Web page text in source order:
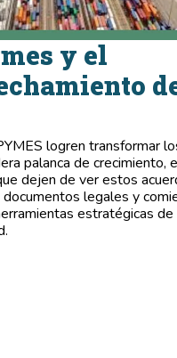
y el
logren transformar
palanca de crecimiento,
dejen de ver estos
legales y
estratégicas de